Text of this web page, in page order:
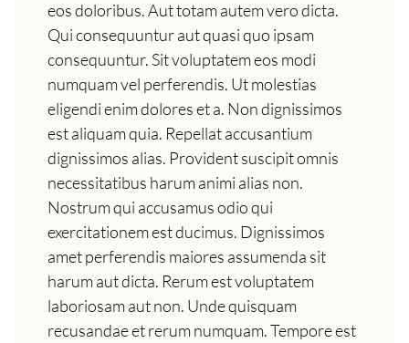
eos doloribus. Aut totam autem vero dicta.
Qui consequuntur aut quasi quo ipsam
consequuntur. Sit voluptatem eos modi
numquam vel perferendis. Ut molestias
eligendi enim dolores et a. Non dignissimos
est aliquam quia. Repellat accusantium
dignissimos alias. Provident suscipit omnis
necessitatibus harum animi alias non.
Nostrum qui accusamus odio qui
exercitationem est ducimus. Dignissimos
amet perferendis maiores assumenda sit
harum aut dicta. Rerum est voluptatem
laboriosam aut non. Unde quisquam
recusandae et rerum numquam. Tempore est